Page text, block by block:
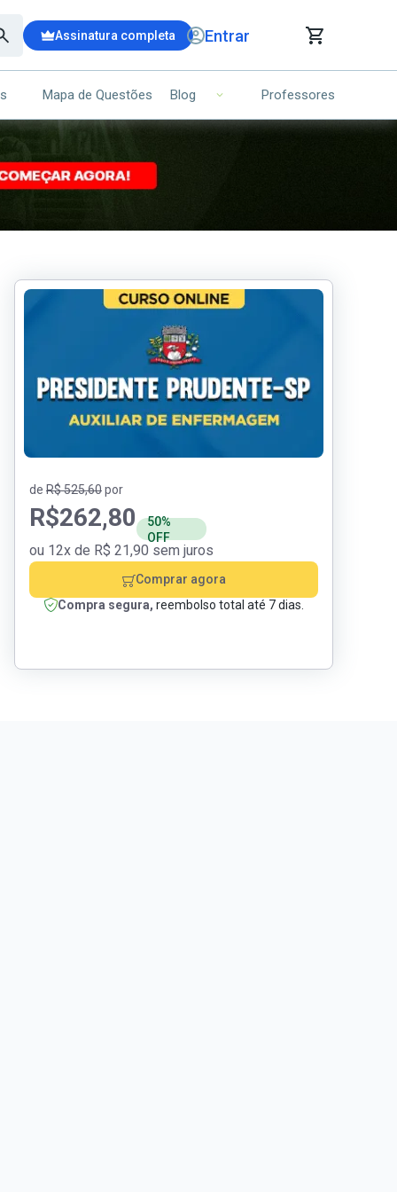
Assinatura completa Entrar
DE COMPRAS
(00)
Seu carrinho ainda está vazio.
Mapa de Questões Blog Professores
de R$ 525,60por
R$262,80
50%
OFF
ou 12x de R$ 21,90 sem juros
Comprar agora
Compra segura, reembolso total até 7 dias.